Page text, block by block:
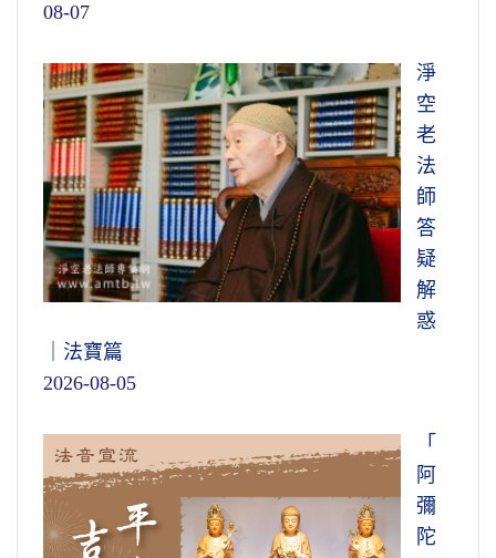
08-07
淨
空
老
法
師
答
疑
解
惑
｜法寶篇
2026-08-05
「
阿
彌
陀